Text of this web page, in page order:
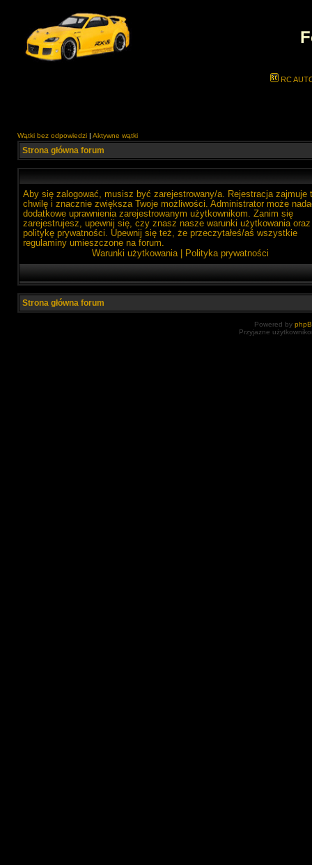
RC
Wątki bez odpowiedzi | Aktywne wątki
Strona główna forum
Aby się zalogować, musisz być zarejestrowany/a. Rejestracja zajmuje
chwilę i znacznie zwiększa Twoje możliwości. Administrator może
dodatkowe uprawnienia zarejestrowanym użytkownikom. Zanim się
zarejestrujesz, upewnij się, czy znasz nasze warunki użytkowania oraz
politykę prywatności. Upewnij się też, że przeczytałeś/aś wszystkie
regulaminy umieszczone na forum.
Warunki użytkowania| Polityka prywatności
Strona główna forum
Powered by
Przyjazne